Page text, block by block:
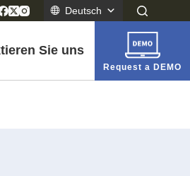
Deutsch
Sie uns
Request a DEMO